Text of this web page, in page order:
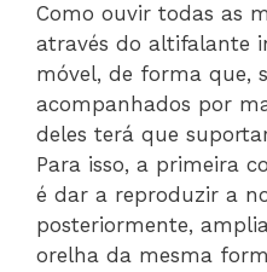
Como ouvir todas as
através do altifalante
móvel, de forma que,
acompanhados por
deles terá que
Para isso, a primeira
é dar a reproduzir a
posteriormente,
orelha da mesma